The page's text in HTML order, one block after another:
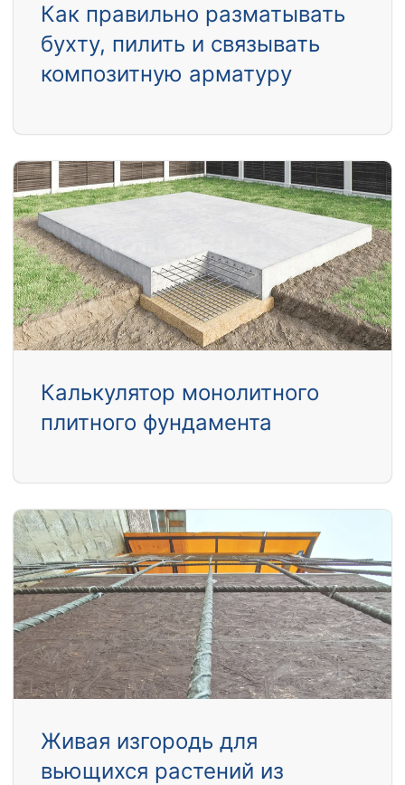
Как правильно разматывать
бухту, пилить и связывать
композитную арматуру
Калькулятор монолитного
плитного фундамента
Живая изгородь для
вьющихся растений из